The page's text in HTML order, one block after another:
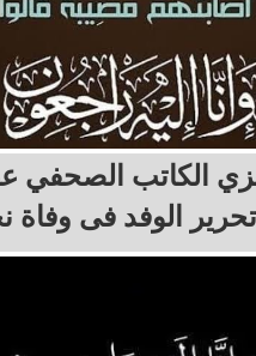
الكاتب الصحفي
الوفد فى وفاة